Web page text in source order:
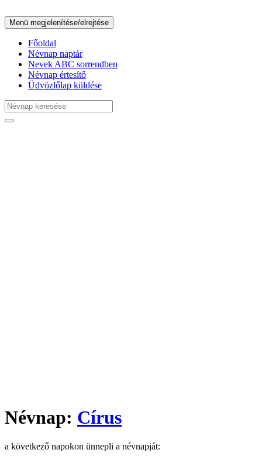
Menü megjelenítése/elrejtése
Főoldal
Névnap naptár
Nevek ABC sorrendben
Névnap értesítő
Üdvözlőlap küldése
Névnap: Círus
a következő napokon ünnepli a névnapját: